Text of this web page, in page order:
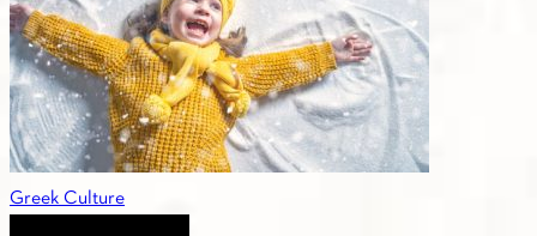
Greek Culture